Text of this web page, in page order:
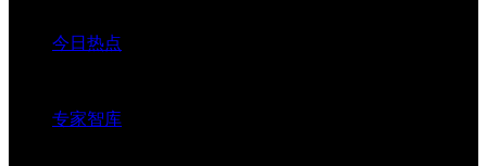
今日热点
专家智库